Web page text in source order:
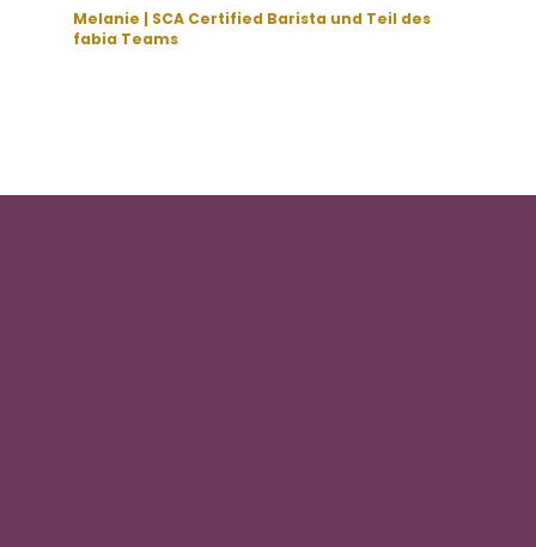
Melanie | SCA Certified Barista und Teil des
fabia Teams